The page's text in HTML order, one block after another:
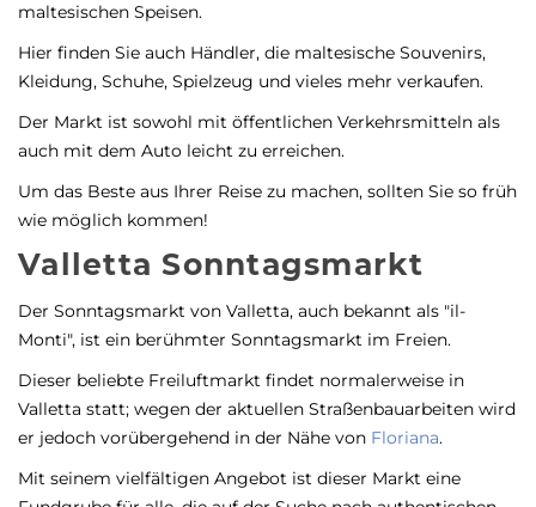
maltesischen Speisen.
Hier finden Sie auch Händler, die maltesische Souvenirs,
Kleidung, Schuhe, Spielzeug und vieles mehr verkaufen.
Der Markt ist sowohl mit öffentlichen Verkehrsmitteln als
auch mit dem Auto leicht zu erreichen.
Um das Beste aus Ihrer Reise zu machen, sollten Sie so früh
wie möglich kommen!
Valletta Sonntagsmarkt
Der Sonntagsmarkt von Valletta, auch bekannt als "il-
Monti", ist ein berühmter Sonntagsmarkt im Freien.
Dieser beliebte Freiluftmarkt findet normalerweise in
Valletta statt; wegen der aktuellen Straßenbauarbeiten wird
er jedoch vorübergehend in der Nähe von Floriana.
Mit seinem vielfältigen Angebot ist dieser Markt eine